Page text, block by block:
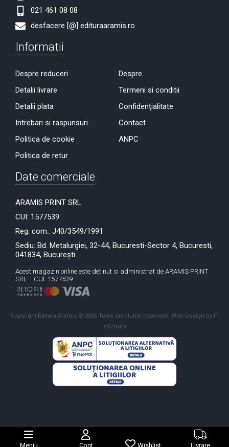
021 461 08 08
desfacere [@] edituraaramis.ro
Informatii
Despre reduceri
Detalii livrare
Detalii plata
Intrebari si raspunsuri
Politica de cookie
Politica de retur
Despre
Termeni si conditii
Confidențialitate
Contact
ANPC
Date comerciale
ARAMIS PRINT SRL
CUI: 1577539
Reg. com.: J40/3549/1991
Sediu: Bd. Metalurgiei, 32-44, Bucuresti-Sector 4, Bucuresti,
041834, București
Acest magazin online este detinut si administrat de ARAMIS PRINT
SRL. - CUI: 1577539
Copyright Editura Aramis © 2026 Toate drepturile rezervate. Web Design by IT
eXclusiv
Meniu Cont Wishlist Livrare